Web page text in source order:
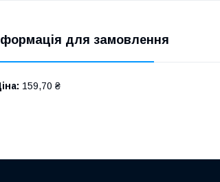
для замовлення
159,70 ₴